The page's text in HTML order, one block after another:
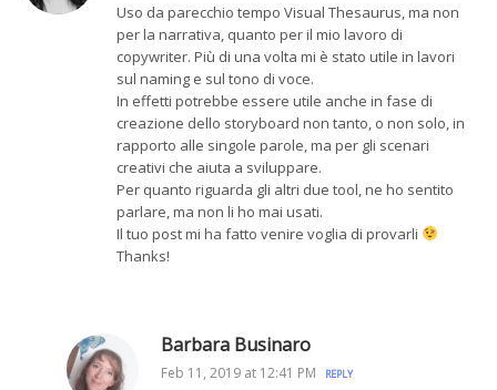
Uso da parecchio tempo Visual Thesaurus, ma non
per la narrativa, quanto per il mio lavoro di
copywriter. Più di una volta mi è stato utile in lavori
sul naming e sul tono di voce.
In effetti potrebbe essere utile anche in fase di
creazione dello storyboard non tanto, o non solo, in
rapporto alle singole parole, ma per gli scenari
creativi che aiuta a sviluppare.
Per quanto riguarda gli altri due tool, ne ho sentito
parlare, ma non li ho mai usati.
Il tuo post mi ha fatto venire voglia di provarli
Thanks!
Barbara Businaro
Feb 11, 2019 at 12:41 PM REPLY